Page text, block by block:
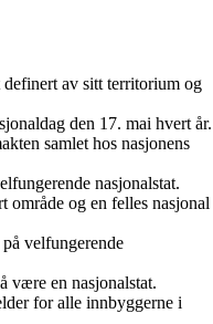
av sitt territorium og
den 17. mai hvert år.
samlet hos nasjonens
nasjonalstat.
område og en felles nasjonal
velfungerende
være en nasjonalstat.
for alle innbyggerne i